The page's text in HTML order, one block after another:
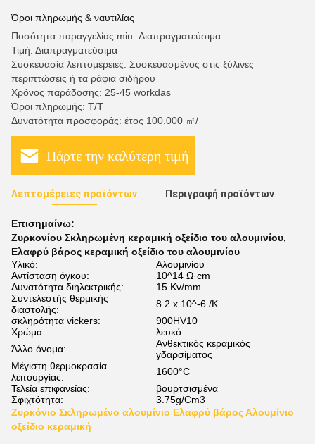
Όροι πληρωμής & ναυτιλίας
Ποσότητα παραγγελίας min: Διαπραγματεύσιμα
Τιμή: Διαπραγματεύσιμα
Συσκευασία λεπτομέρειες: Συσκευασμένος στις ξύλινες
περιπτώσεις ή τα ράφια σιδήρου
Χρόνος παράδοσης: 25-45 workdas
Όροι πληρωμής: Τ/Τ
Δυνατότητα προσφοράς: έτος 100.000 ㎡/
Πάρτε την καλύτερη τιμή
Λεπτομέρειες προϊόντων Περιγραφή προϊόντων
Επισημαίνω:
Ζυρκονίου Σκληρωμένη κεραμική οξείδιο του αλουμινίου,
Ελαφρύ βάρος κεραμική οξείδιο του αλουμινίου
Υλικό:
Αλουμινίου
Αντίσταση όγκου:
10^14 Ω·cm
Δυνατότητα διηλεκτρικής:
15 Kv/mm
Συντελεστής θερμικής
διαστολής:
8.2 x 10^-6 /K
σκληρότητα vickers:
900HV10
Χρώμα:
λευκό
Άλλο όνομα:
Ανθεκτικός κεραμικός
γδαρσίματος
Μέγιστη θερμοκρασία
λειτουργίας:
1600°C
Τελεία επιφανείας:
βουρτσισμένα
Σφιχτότητα:
3.75g/Cm3
Ζυρκόνιο Σκληρωμένο αλουμίνιο Ελαφρύ βάρος Αλουμίνιο
οξείδιο κεραμική